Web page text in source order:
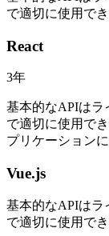
で適切に使用でき
React
3年
基本的なAPIはラ
で適切に使用で
プリケーション
Vue.js
基本的なAPIはラ
で適切に使用でき